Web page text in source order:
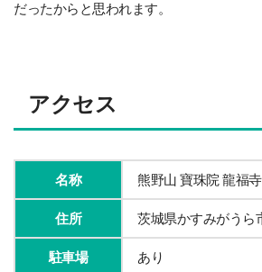
だったからと思われます。
アクセス
名称 熊野山 寶珠院 龍福寺
住所 茨城県かすみがうら
駐車場 あり